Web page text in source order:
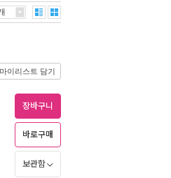
마이리스트 담기
장바구니
바로구매
보관함